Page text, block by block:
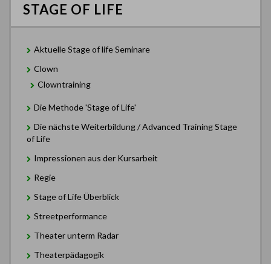
STAGE OF LIFE
Aktuelle Stage of life Seminare
Clown
Clowntraining
Die Methode 'Stage of Life'
Die nächste Weiterbildung / Advanced Training Stage
of Life
Impressionen aus der Kursarbeit
Regie
Stage of Life Überblick
Streetperformance
Theater unterm Radar
Theaterpädagogik